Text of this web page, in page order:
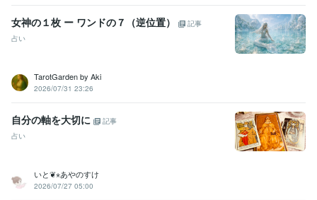
女神の１枚 ー ワンドの７（逆位置）
記事
占い
TarotGarden by Aki
2026/07/31 23:26
自分の軸を大切に
記事
占い
いと❦⋆あやのすけ
2026/07/27 05:00